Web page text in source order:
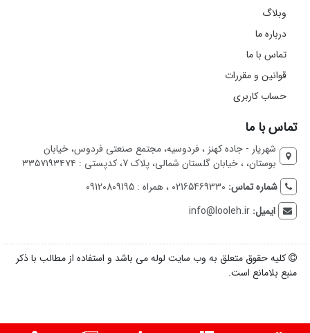
وبلاگ
درباره ما
تماس با ما
قوانین و مقررات
حساب کاربری
تماس با ما
شهریار - جاده کهنز ، فردوسیه، مجتمع صنعتی فردوس، خیابان
بوستان، ، خیابان گلستان شمالی، پلاک 7، کدپستی : ۳۳۵۷۱۹۳۴۷۴
شماره تماس: 02165469330 ، همراه : 09120809195
ایمیل:info@looleh.ir
کلیه حقوق متعلق به وب سایت لوله می باشد و استفاده از مطالب با ذکر
منبع بلامانع است.